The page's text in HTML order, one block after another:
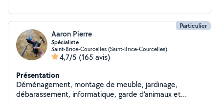
Particulier
Aaron Pierre
Spécialiste
Saint-Brice-Courcelles (Saint-Brice-Courcelles)
4,7/5 (165 avis)
Présentation
Déménagement, montage de meuble, jardinage,
débarassement, informatique, garde d'animaux et